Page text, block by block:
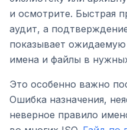
и осмотрите. Быстрая
аудит, а
показывает
имена и файлы в
Это особенно важно
Ошибка назначения,
неверное правило